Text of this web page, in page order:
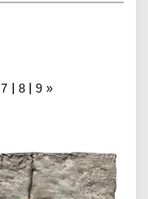
7 | 8 |9 »